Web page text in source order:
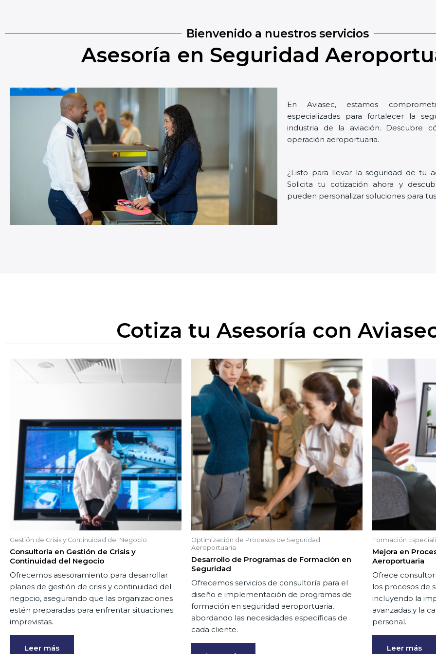
Bienvenido a nuestros servicios
Asesoría en Seguridad
En Aviasec, estamos
especializadas para fortalecer la
industria de la aviación. Descubre
operación aeroportuaria.
¿Listo para llevar la seguridad de tu
Solicita tu cotización ahora y
pueden personalizar soluciones para
Cotiza tu Asesoría con
Gestión de Crisis y Continuidad del Negocio
Consultoría en Gestión de Crisis y
Continuidad del Negocio
Ofrecemos asesoramiento para desarrollar
planes de gestión de crisis y continuidad del
negocio, asegurando que las organizaciones
estén preparadas para enfrentar situaciones
imprevistas.
Leer más
Optimización de Procesos de Seguridad
Aeroportuaria
Desarrollo de Programas de Formación en
Seguridad
Ofrecemos servicios de consultoría para el
diseño e implementación de programas de
formación en seguridad aeroportuaria,
abordando las necesidades específicas de
cada cliente.
Formación
Mejora en
Aeroportuaria
Ofrece
los procesos de
incluyendo la
avanzadas y la
personal.
Leer más